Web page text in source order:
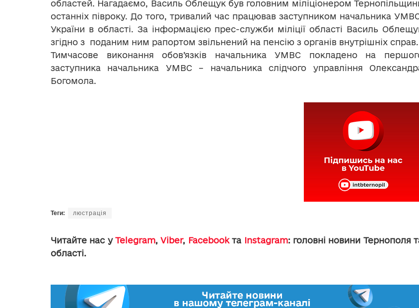
областей. Нагадаємо, Василь Облещук був головним міліціонером
останніх півроку. До того, тривалий час працював заступником начальника
України в області. За інформацією прес-служби міліції області Василь
згідно з поданим ним рапортом звільнений на пенсію з органів внутрішніх справ.
Тимчасове виконання обов’язків начальника УМВС покладено на
заступника начальника УМВС – начальника слідчого управління
Богомола.
Теги: люстрація
Читайте нас уTelegram,Viber, Facebookта Instagram: головні новини Тернополя
області.